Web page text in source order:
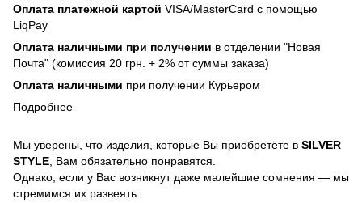
Оплата платежной картой VISA/MasterCard с помощью
LiqPay
Оплата наличными при получении в отделении "Новая
Почта" (комиссия 20 грн. + 2% от суммы заказа)
Оплата наличными при получении Курьером
Подробнее
Мы уверены, что изделия, которые Вы приобретёте в SILVER
STYLE , Вам обязательно понравятся.
Однако, если у Вас возникнут даже малейшие сомнения — мы
стремимся их развеять.